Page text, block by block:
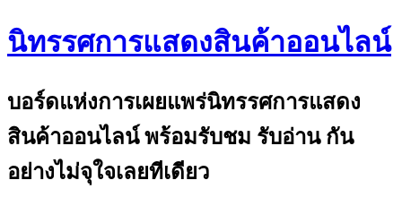
นิทรรศการแสดงสินค้าออนไลน์
บอร์ดแห่งการเผยแพร่นิทรรศการแสดง
สินค้าออนไลน์ พร้อมรับชม รับอ่าน กัน
อย่างไม่จุใจเลยทีเดียว